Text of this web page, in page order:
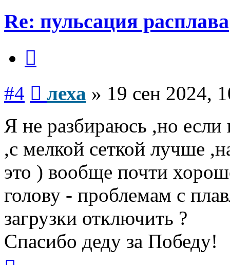
Re: пульсация расплава
#4 леха » 19 сен 2024,
Я не разбираюсь ,но если
,с мелкой сеткой лучше
это ) вообще почти
голову - проблемам с
загрузки отключить ?
Спасибо деду за Победу!